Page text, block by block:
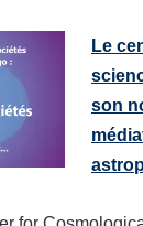
Le
son